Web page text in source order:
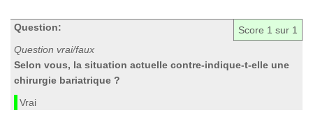
Score 1 sur 1
Question:
Question vrai/faux
Selon vous, la situation actuelle contre-indique-t-elle une
chirurgie bariatrique ?
Vrai